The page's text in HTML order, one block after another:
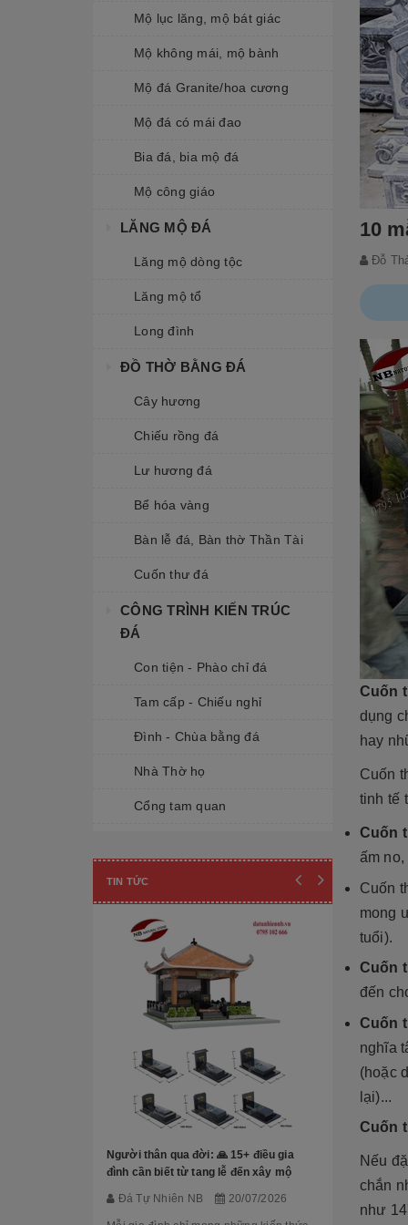
Mộ lục lăng, mộ bát giác
Mộ không mái, mộ bành
Mộ đá Granite/hoa cương
Mộ đá có mái đao
Bia đá, bia mộ đá
Mộ công giáo
LĂNG MỘ ĐÁ
Lăng mộ dòng tộc
Lăng mộ tổ
Long đình
ĐỒ THỜ BẰNG ĐÁ
Cây hương
Chiếu rồng đá
Lư hương đá
Bể hóa vàng
Bàn lễ đá, Bàn thờ Thần Tài
Cuốn thư đá
CÔNG TRÌNH KIẾN TRÚC
ĐÁ
Con tiện - Phào chỉ đá
Tam cấp - Chiếu nghỉ
Đình - Chùa bằng đá
Nhà Thờ họ
Cổng tam quan
Đài phun nước
TƯỢNG ĐÁ
Tượng Phúc- Lộc- Thọ
Tượng 18 vị la hán
Tượng Phật Địa Tạng
Tượng Phật Di Lặc
Tượng Quan Âm
Tượng Phật Thích Ca
TIN TỨC
Người thân qua đời: 🙏 15+ điều gia
đình cần biết từ tang lễ đến xây mộ
Đá Tự Nhiên NB 20/07/2026
Mộ Đá
Trong
cương hay
Granite đã
đạo trong
10
Đỗ
Cuốn
dụng
hay
Cuốn
tinh tế
Cuốn
ấm
Cuốn
mong
tuổi).
Cuốn
đến
Cuốn
nghĩa
(hoặc
lại)...
Cuốn
Nếu
chắn
như